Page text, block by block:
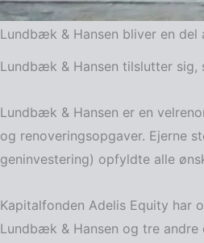
Lundbæk & Hansen bliver en del
Lundbæk & Hansen tilslutter sig,
Lundbæk & Hansen er en
og renoveringsopgaver. Ejerne
geninvestering) opfyldte alle
Kapitalfonden Adelis Equity har
Lundbæk & Hansen og tre